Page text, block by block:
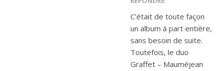
C’était de toute façon
un album à part entière,
sans besoin de suite.
Toutefois, le duo
Graffet – Mauméjean